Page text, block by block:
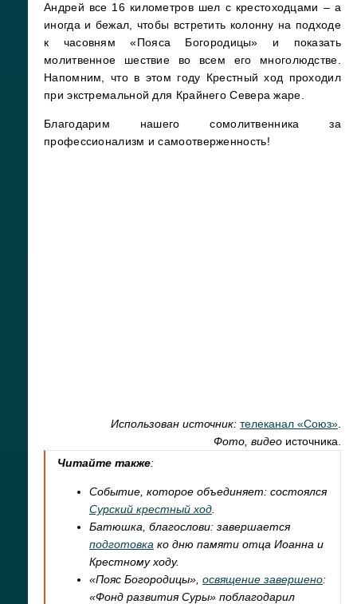
Андрей все 16 километров шел с крестоходцами – а
иногда и бежал, чтобы встретить колонну на подходе
к часовням «Пояса Богородицы» и показать
молитвенное шествие во всем его многолюдстве.
Напомним, что в этом году Крестный ход проходил
при экстремальной для Крайнего Севера жаре.
Благодарим нашего сомолитвенника за
профессионализм и самоотверженность!
Использован источник: телеканал «Союз»
Фото, видео источника.
Читайте также:
Событие, которое объединяет: состоялся
Сурский крестный ход.
Батюшка, благослови: завершается
подготовка ко дню памяти отца Иоанна и
Крестному ходу.
«Пояс Богородицы», освящение завершено:
«Фонд развития Суры» поблагодарил